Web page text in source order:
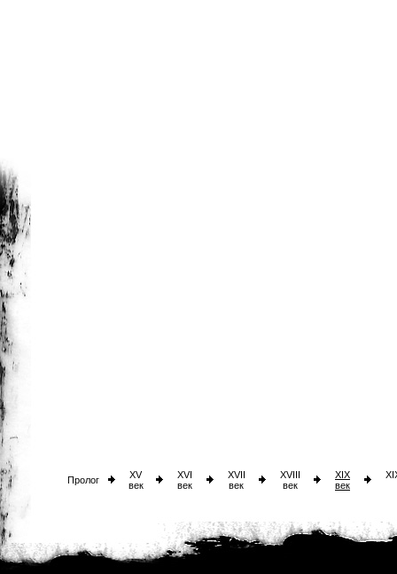
Пролог
XV
век
XVI
век
XVII
век
XVIII
век
XIX
век